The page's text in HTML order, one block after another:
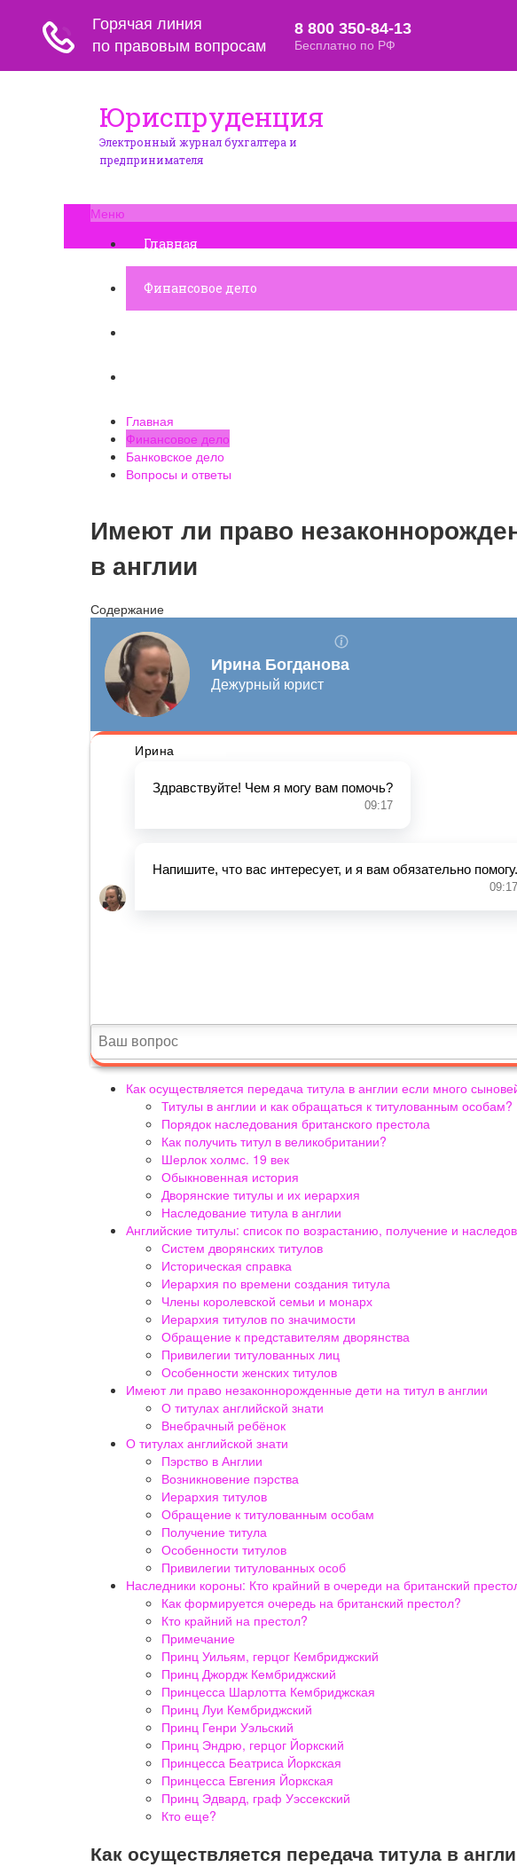
Юриспруденция
Электронный журнал бухгалтера и
предпринимателя
Меню
Главная
Финансовое дело
Главная
Финансовое дело
Банковское дело
Вопросы и ответы
Имеют ли право
в англии
Содержание
Как осуществляется передача титула в англии если много
Титулы в англии и как обращаться к титулованным особам?
Порядок наследования британского престола
Как получить титул в великобритании?
Шерлок холмс. 19 век
Обыкновенная история
Дворянские титулы и их иерархия
Наследование титула в англии
Английские титулы: список по возрастанию, получение и
Систем дворянских титулов
Историческая справка
Иерархия по времени создания титула
Члены королевской семьи и монарх
Иерархия титулов по значимости
Обращение к представителям дворянства
Привилегии титулованных лиц
Особенности женских титулов
Имеют ли право незаконнорожденные дети на титул в англии
О титулах английской знати
Внебрачный ребёнок
О титулах английской знати
Пэрство в Англии
Возникновение пэрства
Иерархия титулов
Обращение к титулованным особам
Получение титула
Особенности титулов
Привилегии титулованных особ
Наследники короны: Кто крайний в очереди на британский
Как формируется очередь на британский престол?
Кто крайний на престол?
Примечание
Принц Уильям, герцог Кембриджский
Принц Джордж Кембриджский
Принцесса Шарлотта Кембриджская
Принц Луи Кембриджский
Принц Генри Уэльский
Принц Эндрю, герцог Йоркский
Принцесса Беатриса Йоркская
Принцесса Евгения Йоркская
Принц Эдвард, граф Уэссекский
Кто еще?
Как осуществляется передача титула в